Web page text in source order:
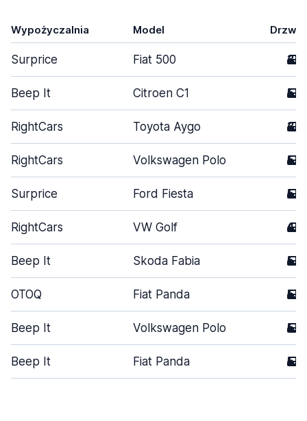
Wypożyczalnia Model Drzwi
Surprice Fiat 500 3
Beep It Citroen C1 5
RightCars Toyota Aygo 3
RightCars Volkswagen Polo 5
Surprice Ford Fiesta 5
RightCars VW Golf 4
Beep It Skoda Fabia 5
OTOQ Fiat Panda 5
Beep It Volkswagen Polo 5
Beep It Fiat Panda 5